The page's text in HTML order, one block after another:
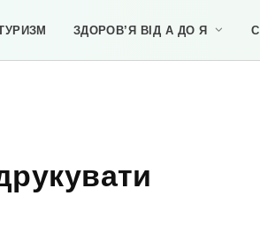
ЗДОРОВ’Я ВІД А ДО Я